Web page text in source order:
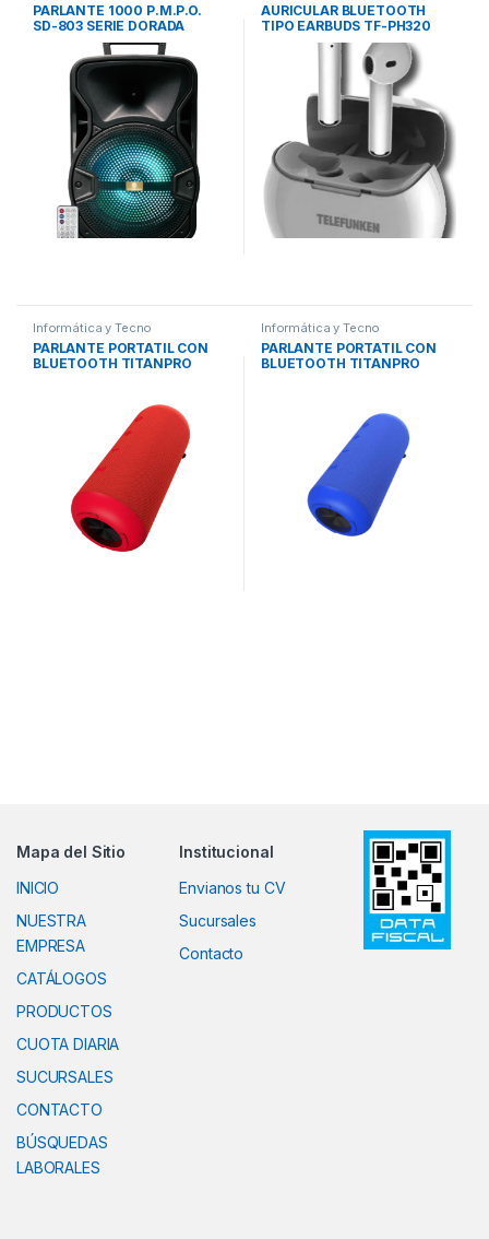
PARLANTE 1000 P.M.P.O.
SD-803 SERIE DORADA
AURICULAR BLUETOOTH
TIPO EARBUDS TF-PH320
TELEFUNKEN
Informática y Tecno
PARLANTE PORTATIL CON
BLUETOOTH TITANPRO
Informática y Tecno
PARLANTE PORTATIL CON
BLUETOOTH TITANPRO
Mapa del Sitio
INICIO
NUESTRA
EMPRESA
CATÁLOGOS
PRODUCTOS
CUOTA DIARIA
SUCURSALES
CONTACTO
BÚSQUEDAS
LABORALES
Institucional
Envianos tu CV
Sucursales
Contacto